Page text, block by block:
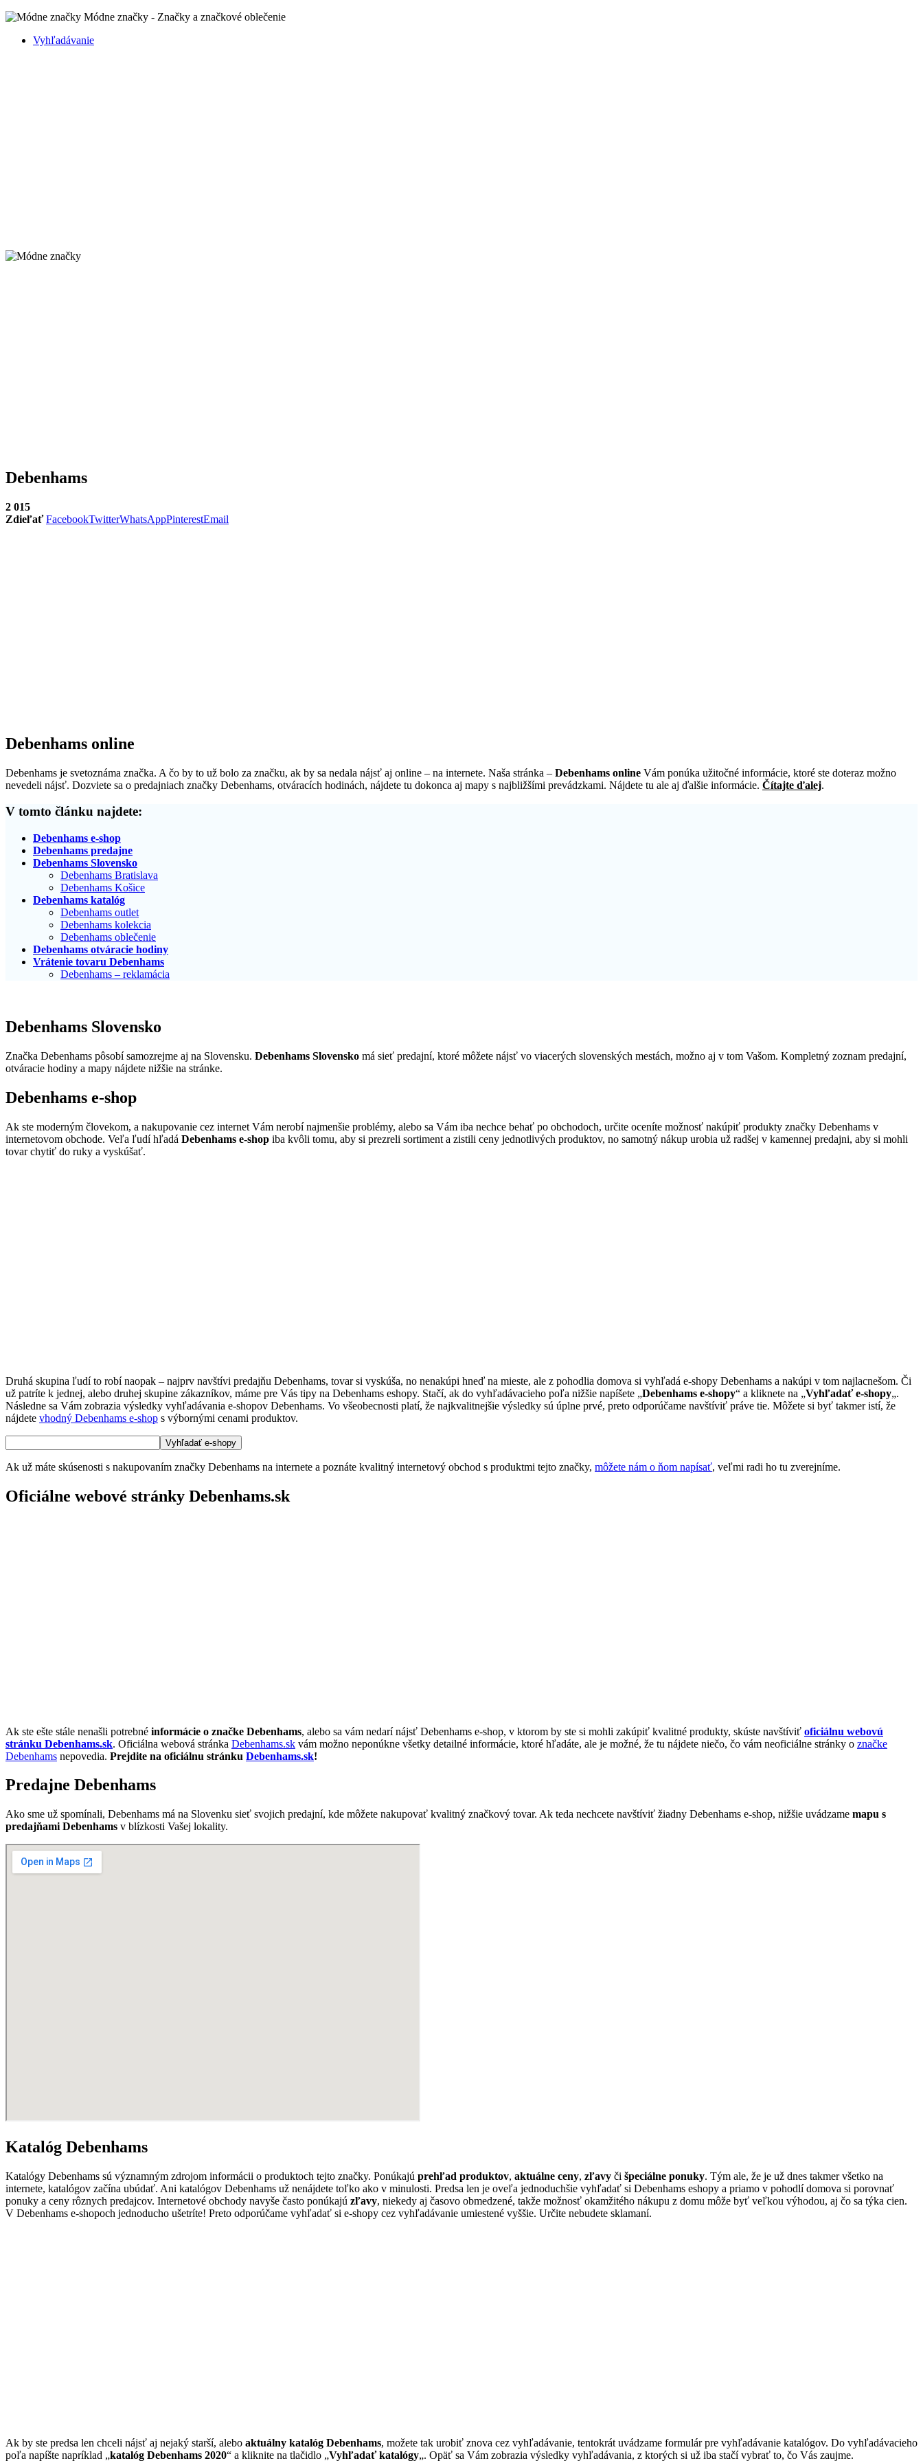
Módne značky - Značky a značkové oblečenie
Vyhľadávanie
Debenhams
2 015
Zdieľať FacebookTwitterWhatsAppPinterestEmail
Debenhams online
Debenhams je svetoznáma značka. A čo by to už bolo za značku, ak by sa nedala nájsť aj online – na internete. Naša stránka – Debenhams online Vám ponúka užitočné informácie, ktoré ste doteraz možno
nevedeli nájsť. Dozviete sa o predajniach značky Debenhams, otváracích hodinách, nájdete tu dokonca aj mapy s najbližšími prevádzkami. Nájdete tu ale aj ďalšie informácie. Čítajte ďalej.
V tomto článku najdete:
Debenhams e-shop
Debenhams predajne
Debenhams Slovensko
Debenhams Bratislava
Debenhams Košice
Debenhams katalóg
Debenhams outlet
Debenhams kolekcia
Debenhams oblečenie
Debenhams otváracie hodiny
Vrátenie tovaru Debenhams
Debenhams – reklamácia
Debenhams Slovensko
Značka Debenhams pôsobí samozrejme aj na Slovensku. Debenhams Slovensko má sieť predajní, ktoré môžete nájsť vo viacerých slovenských mestách, možno aj v tom Vašom. Kompletný zoznam predajní,
otváracie hodiny a mapy nájdete nižšie na stránke.
Debenhams e-shop
Ak ste moderným človekom, a nakupovanie cez internet Vám nerobí najmenšie problémy, alebo sa Vám iba nechce behať po obchodoch, určite oceníte možnosť nakúpiť produkty značky Debenhams v
internetovom obchode. Veľa ľudí hľadá Debenhams e-shop iba kvôli tomu, aby si prezreli sortiment a zistili ceny jednotlivých produktov, no samotný nákup urobia už radšej v kamennej predajni, aby si mohli
tovar chytiť do ruky a vyskúšať.
Druhá skupina ľudí to robí naopak – najprv navštívi predajňu Debenhams, tovar si vyskúša, no nenakúpi hneď na mieste, ale z pohodlia domova si vyhľadá e-shopy Debenhams a nakúpi v tom najlacnešom. Či
už patríte k jednej, alebo druhej skupine zákazníkov, máme pre Vás tipy na Debenhams eshopy. Stačí, ak do vyhľadávacieho poľa nižšie napíšete „Debenhams e-shopy“ a kliknete na „Vyhľadať e-shopy„.
Následne sa Vám zobrazia výsledky vyhľadávania e-shopov Debenhams. Vo všeobecnosti platí, že najkvalitnejšie výsledky sú úplne prvé, preto odporúčame navštíviť práve tie. Môžete si byť takmer istí, že
nájdete vhodný Debenhams e-shop s výbornými cenami produktov.
Ak už máte skúsenosti s nakupovaním značky Debenhams na internete a poznáte kvalitný internetový obchod s produktmi tejto značky, môžete nám o ňom napísať, veľmi radi ho tu zverejníme.
Oficiálne webové stránky Debenhams.sk
Ak ste ešte stále nenašli potrebné informácie o značke Debenhams, alebo sa vám nedarí nájsť Debenhams e-shop, v ktorom by ste si mohli zakúpiť kvalitné produkty, skúste navštíviť oficiálnu webovú
stránku Debenhams.sk. Oficiálna webová stránka Debenhams.sk vám možno neponúkne všetky detailné informácie, ktoré hľadáte, ale je možné, že tu nájdete niečo, čo vám neoficiálne stránky o značke
Debenhams nepovedia. Prejdite na oficiálnu stránku Debenhams.sk!
Predajne Debenhams
Ako sme už spomínali, Debenhams má na Slovenku sieť svojich predajní, kde môžete nakupovať kvalitný značkový tovar. Ak teda nechcete navštíviť žiadny Debenhams e-shop, nižšie uvádzame mapu s
predajňami Debenhams v blízkosti Vašej lokality.
Katalóg Debenhams
Katalógy Debenhams sú významným zdrojom informácii o produktoch tejto značky. Ponúkajú prehľad produktov, aktuálne ceny, zľavy či špeciálne ponuky. Tým ale, že je už dnes takmer všetko na
internete, katalógov začína ubúdať. Ani katalógov Debenhams už nenájdete toľko ako v minulosti. Predsa len je oveľa jednoduchšie vyhľadať si Debenhams eshopy a priamo v pohodlí domova si porovnať
ponuky a ceny rôznych predajcov. Internetové obchody navyše často ponúkajú zľavy, niekedy aj časovo obmedzené, takže možnosť okamžitého nákupu z domu môže byť veľkou výhodou, aj čo sa týka cien.
V Debenhams e-shopoch jednoducho ušetríte! Preto odporúčame vyhľadať si e-shopy cez vyhľadávanie umiestené vyššie. Určite nebudete sklamaní.
Ak by ste predsa len chceli nájsť aj nejaký starší, alebo aktuálny katalóg Debenhams, možete tak urobiť znova cez vyhľadávanie, tentokrát uvádzame formulár pre vyhľadávanie katalógov. Do vyhľadávacieho
poľa napíšte napríklad „katalóg Debenhams 2020“ a kliknite na tlačidlo „Vyhľadať katalógy„. Opäť sa Vám zobrazia výsledky vyhľadávania, z ktorých si už iba stačí vybrať to, čo Vás zaujme.